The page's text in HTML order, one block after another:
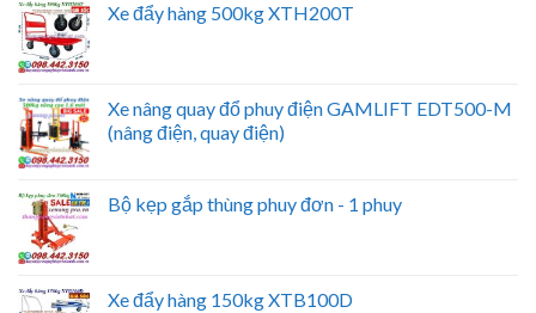
Xe đẩy hàng 500kg XTH200T
Xe nâng quay đổ phuy điện GAMLIFT EDT500-M
(nâng điện, quay điện)
Bộ kẹp gắp thùng phuy đơn - 1 phuy
Xe đẩy hàng 150kg XTB100D